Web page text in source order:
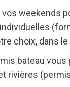
weekends
choix, dans
bateau
rivières